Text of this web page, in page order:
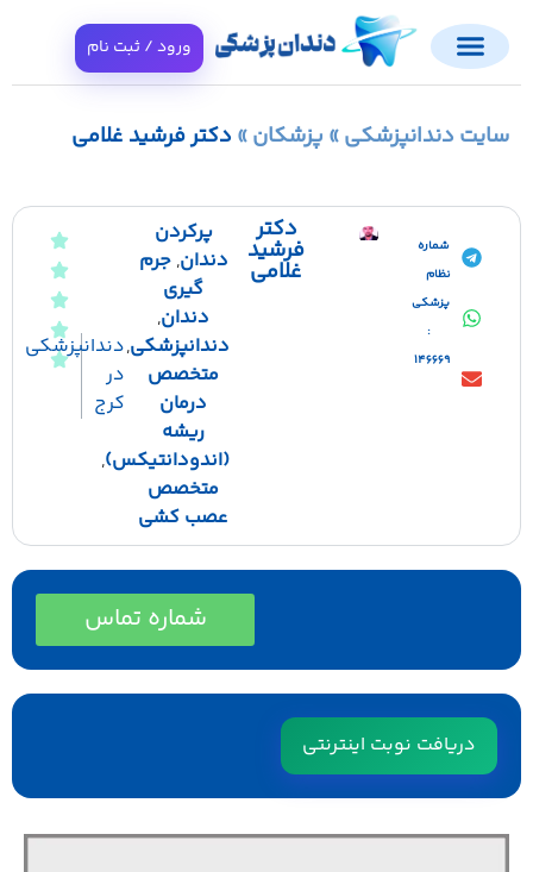
ورود / ثبت نام
دندانپزشکی»پزشکان»دکتر فرشید غلامی
شماره
فرشید
غلامی
پرکردن
دندان ,جرم
گیری
,
دندانپزشکی,
متخصص
(اندودانتیکس),
متخصص
عصب کشی
دندانپزشکی
در
کرج
شماره تماس
دریافت نوبت اینترنتی